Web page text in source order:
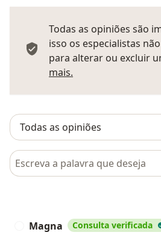
Todas as opiniões são
isso os especialistas
para alterar ou excluir
mais.
Pesquisar em opiniões
Magna Consulta verificada